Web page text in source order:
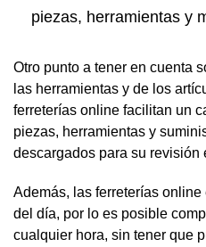
piezas, herramientas y
Otro punto a tener en cuenta
las herramientas y de los
ferreterías online facilitan un
piezas, herramientas y
descargados para su revisión
Además, las ferreterías
del día, por lo es posible
cualquier hora, sin tener que